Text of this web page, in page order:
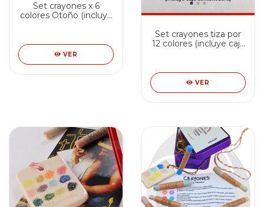
Set crayones x 6
colores Otoño (incluye
VER
Set crayones tiza por
12 colores (incluye caja
VER